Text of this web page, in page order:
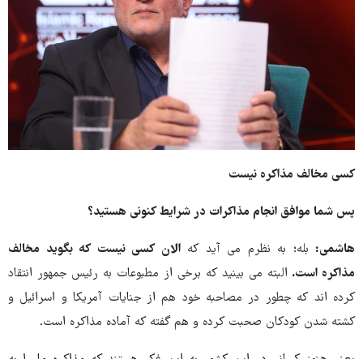
کسی مخالف مذاکره نیست
پس شما موافق انجام مذاکرات در شرایط کنونی هستید؟
هاشمی: بله؛ به نظرم می آید کهالان کسی نیست که بگوید مخالف
مذاکره است. البته می بینید که برخی از مطبوعات به رئیس جمهور انتقاد
کرده اند که چطور در مصاحبه خود هم از جنایات آمریکا و اسرائیل و
کشته شدن کودکان صحبت کرده و هم گفته که آماده مذاکره است.